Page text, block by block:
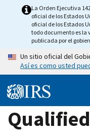
La Orden Ejecutiva
oficial de los Estados
oficial de los Estados
todo documento es la
publicada por el
Un sitio oficial del
Así es como usted